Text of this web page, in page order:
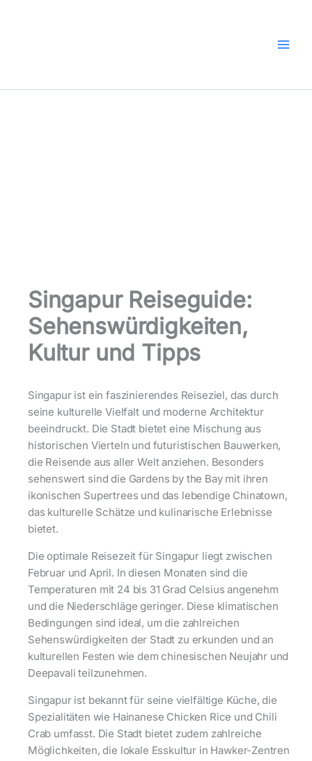
Singapur Reiseguide:
Sehenswürdigkeiten,
Kultur und Tipps
Singapur ist ein faszinierendes Reiseziel, das durch
seine kulturelle Vielfalt und moderne Architektur
beeindruckt. Die Stadt bietet eine Mischung aus
historischen Vierteln und futuristischen Bauwerken,
die Reisende aus aller Welt anziehen. Besonders
sehenswert sind die Gardens by the Bay mit ihren
ikonischen Supertrees und das lebendige Chinatown,
das kulturelle Schätze und kulinarische Erlebnisse
bietet.
Die optimale Reisezeit für Singapur liegt zwischen
Februar und April. In diesen Monaten sind die
Temperaturen mit 24 bis 31 Grad Celsius angenehm
und die Niederschläge geringer. Diese klimatischen
Bedingungen sind ideal, um die zahlreichen
Sehenswürdigkeiten der Stadt zu erkunden und an
kulturellen Festen wie dem chinesischen Neujahr und
Deepavali teilzunehmen.
Singapur ist bekannt für seine vielfältige Küche, die
Spezialitäten wie Hainanese Chicken Rice und Chili
Crab umfasst. Die Stadt bietet zudem zahlreiche
Möglichkeiten, die lokale Esskultur in Hawker-Zentren